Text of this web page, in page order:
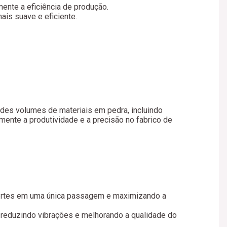
a eficiência de produção.
suave e eficiente.
volumes de materiais em pedra, incluindo
a produtividade e a precisão no fabrico de
em uma única passagem e maximizando a
vibrações e melhorando a qualidade do